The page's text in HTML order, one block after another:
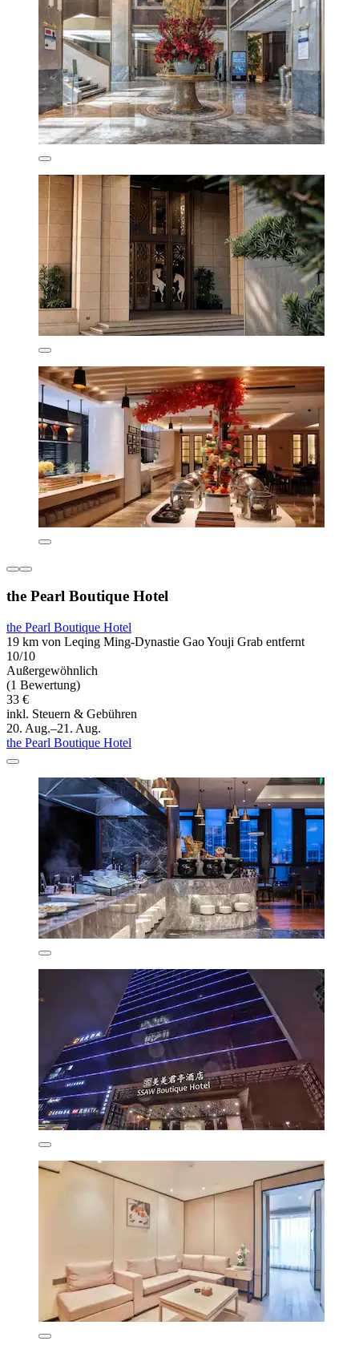
the Pearl Boutique Hotel
the Pearl Boutique Hotel
19 km von Leqing Ming-Dynastie Gao Youji Grab entfernt
10/10
Außergewöhnlich
(1 Bewertung)
33 €
inkl. Steuern & Gebühren
20. Aug.–21. Aug.
the Pearl Boutique Hotel